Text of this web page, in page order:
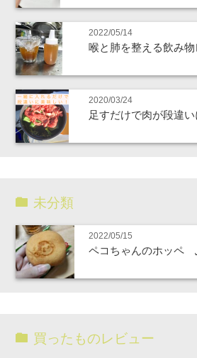
2022/05/14
喉と肺を整える飲み
2020/03/24
足すだけで肉が段違
未分類
2022/05/15
ペコちゃんのホッペ
買ったものレビュー